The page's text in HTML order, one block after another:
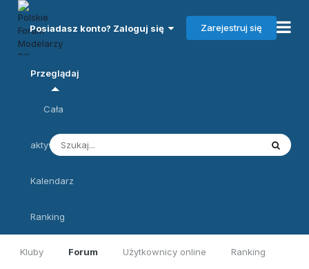
Posiadasz konto? Zaloguj się Zarejestruj się
Przeglądaj
Kluby Forum Użytkownicy online Ranking
Cała
aktywność
Kalendarz
Ranking